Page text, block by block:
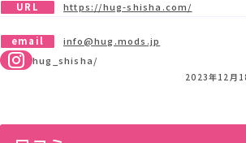
URL https://hug-shisha.com/
email
info@hug.mods.jp
hug_shisha/
2023年12月